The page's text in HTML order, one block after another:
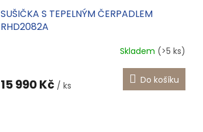
SUŠIČKA S TEPELNÝM ČERPADLEM
RHD2082A
Skladem (>5 ks)
15 990 Kč / ks Do košíku